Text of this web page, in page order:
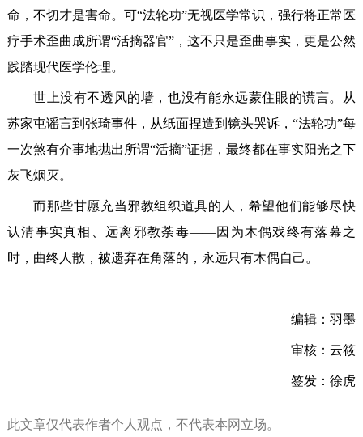
命，不切才是害命。可“法轮功”无视医学常识，强行将正常医
疗手术歪曲成所谓“活摘器官”，这不只是歪曲事实，更是公然
践踏现代医学伦理。
世上没有不透风的墙，也没有能永远蒙住眼的谎言。从
苏家屯谣言到张琦事件，从纸面捏造到镜头哭诉，“法轮功”每
一次煞有介事地抛出所谓“活摘”证据，最终都在事实阳光之下
灰飞烟灭。
而那些甘愿充当邪教组织道具的人，希望他们能够尽快
认清事实真相、远离邪教荼毒——因为木偶戏终有落幕之
时，曲终人散，被遗弃在角落的，永远只有木偶自己。
编辑：羽墨
审核：云筱
签发：徐虎
此文章仅代表作者个人观点，不代表本网立场。